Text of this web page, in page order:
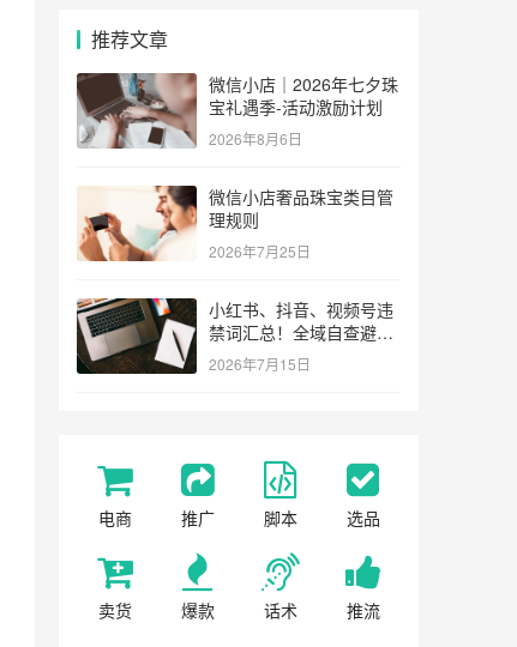
推荐文章
微信小店｜2026年七夕珠
宝礼遇季-活动激励计划
2026年8月6日
微信小店奢品珠宝类目管
理规则
2026年7月25日
小红书、抖音、视频号违
禁词汇总！全域自查避坑
指南
2026年7月15日
电商 推广 脚本 选品
卖货 爆款 话术 推流